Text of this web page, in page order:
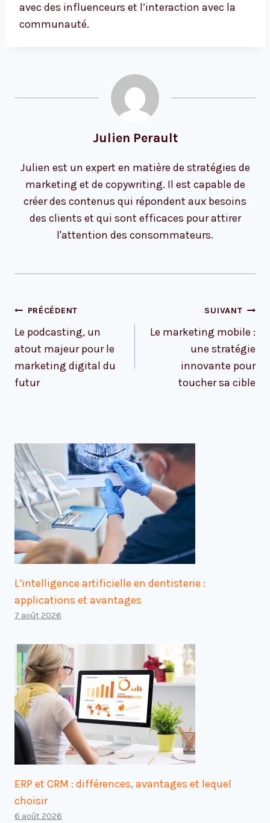
avec des influenceurs et l’interaction avec la
communauté.
Julien Perault
Julien est un expert en matière de stratégies de
marketing et de copywriting. Il est capable de
créer des contenus qui répondent aux besoins
des clients et qui sont efficaces pour attirer
l'attention des consommateurs.
Navigation
l’article
PRÉCÉDENT
Le podcasting, un
atout majeur pour le
marketing digital du
futur
SUIVANT
Le marketing mobile :
une stratégie
innovante pour
toucher sa cible
L’intelligence artificielle en dentisterie :
applications et avantages
7 août 2026
ERP et CRM : différences, avantages et lequel
choisir
6 août 2026